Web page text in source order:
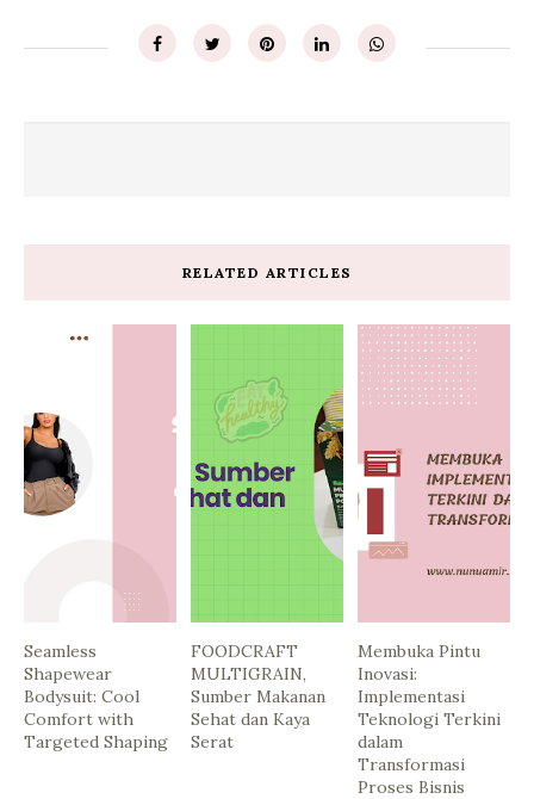
RELATED ARTICLES
Seamless
Shapewear
Bodysuit: Cool
Comfort with
Targeted Shaping
FOODCRAFT
MULTIGRAIN,
Sumber Makanan
Sehat dan Kaya
Serat
Membuka Pintu
Inovasi:
Implementasi
Teknologi Terkini
dalam
Transformasi
Proses Bisnis